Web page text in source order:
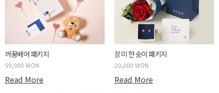
까꿍베어 패키지
59,900 WON
Read More
장미 한 송이 패키지
20,000 WON
Read More